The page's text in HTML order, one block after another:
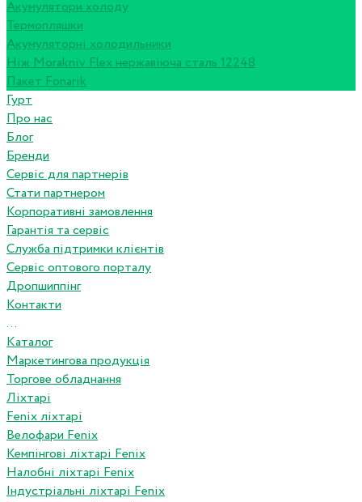
Акумулятори холоду
Термопляшки
Акумуляторні холодильники
Ніж Morakniv Flex нержавіюча сталь 12248
Пакет Fonarik
Гурт
Про нас
Блог
Бренди
Сервіс для партнерів
Стати партнером
Корпоративні замовлення
Гарантія та сервіс
Служба підтримки клієнтів
Сервіс оптового порталу
Дропшиппінг
Контакти
...
Каталог
Маркетингова продукція
Торгове обладнання
Ліхтарі
Fenix ліхтарі
Велофари Fenix
Кемпінгові ліхтарі Fenix
Налобні ліхтарі Fenix
Індустріальні ліхтарі Fenix